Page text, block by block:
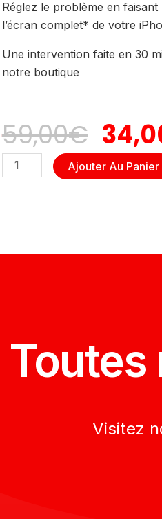
Réglez le problème en
l’écran complet* de votre
Une intervention faite en 30
notre boutique
59,00€ Le
Prix
quantité
de
IPHONE
Ajouter Au Panier
Toutes
Visitez